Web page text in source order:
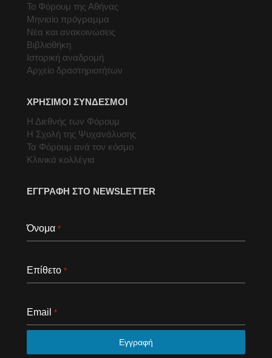
Το Φόρουμ της Αθήνας
Μηνιαίο πρόγραμμα
Νέα και ανακοινώσεις
Βιβλιοθήκη
Ιστορική αναδρομή
Αρχείο δραστηριοτήτων
ΧΡΗΣΙΜΟΙ ΣΥΝΔΕΣΜΟΙ
Η Διεθνής των Φόρουμ
Η Σχολή της Ψυχανάλυσης
Τα Φόρουμ ανά τον κόσμο
Κλινικά κολλέγια
ΕΓΓΡΑΦΗ ΣΤΟ NEWSLETTER
Όνομα *
Επίθετο *
Email *
Εγγραφή